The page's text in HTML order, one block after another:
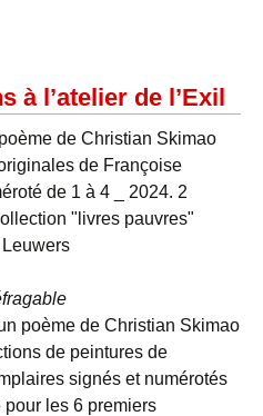
à l’atelier de l’Exil
de Christian Skimao
de Françoise
de 1 à 4 _ 2024. 2
"livres pauvres"
poème de Christian Skimao
de peintures de
signés et numérotés
les 6 premiers